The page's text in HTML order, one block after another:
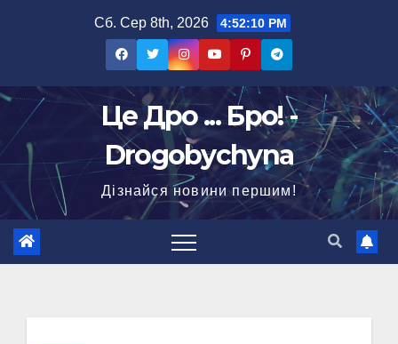
Сб. Сер 8th, 2026 4:52:12 PM
Це Дро ... Бро! -
Drogobychyna
Дізнайся новини першим!